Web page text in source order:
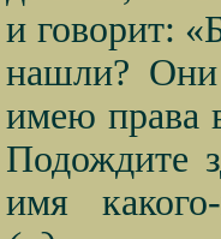
и говорит:
нашли? Они
имею права
Подождите
имя